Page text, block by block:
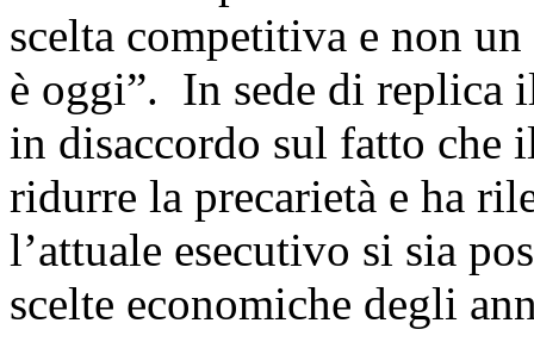
scelta competitiva e non
è oggi”. In sede di replica
in disaccordo sul fatto che
ridurre la precarietà e ha
l’attuale esecutivo si sia
scelte economiche degli